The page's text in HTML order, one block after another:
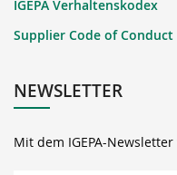
IGEPA Verhaltenskodex
Supplier Code of Conduct
NEWSLETTER
Mit dem IGEPA-